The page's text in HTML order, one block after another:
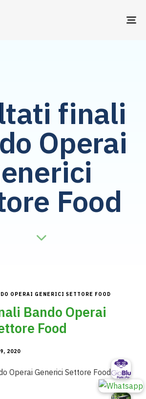
finali
Operai
Food
OPERAI GENERICI SETTORE FOOD
Bando Operai
Food
2020
Operai Generici Settore Food